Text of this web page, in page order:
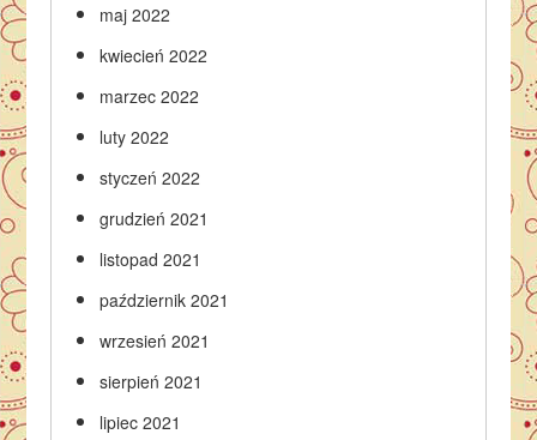
maj 2022
kwiecień 2022
marzec 2022
luty 2022
styczeń 2022
grudzień 2021
listopad 2021
październik 2021
wrzesień 2021
sierpień 2021
lipiec 2021